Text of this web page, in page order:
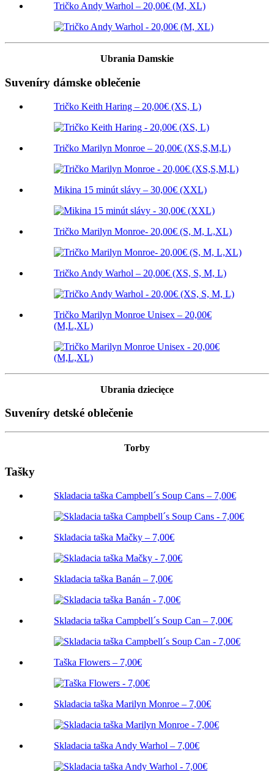
Tričko Andy Warhol – 20,00€ (M, XL)
Ubrania Damskie
Suveníry dámske oblečenie
Tričko Keith Haring – 20,00€ (XS, L)
Tričko Marilyn Monroe – 20,00€ (XS,S,M,L)
Mikina 15 minút slávy – 30,00€ (XXL)
Tričko Marilyn Monroe- 20,00€ (S, M, L,XL)
Tričko Andy Warhol – 20,00€ (XS, S, M, L)
Tričko Marilyn Monroe Unisex – 20,00€
(M,L,XL)
Ubrania dziecięce
Suveníry detské oblečenie
Torby
Tašky
Skladacia taška Campbell´s Soup Cans – 7,00€
Skladacia taška Mačky – 7,00€
Skladacia taška Banán – 7,00€
Skladacia taška Campbell´s Soup Can – 7,00€
Taška Flowers – 7,00€
Skladacia taška Marilyn Monroe – 7,00€
Skladacia taška Andy Warhol – 7,00€